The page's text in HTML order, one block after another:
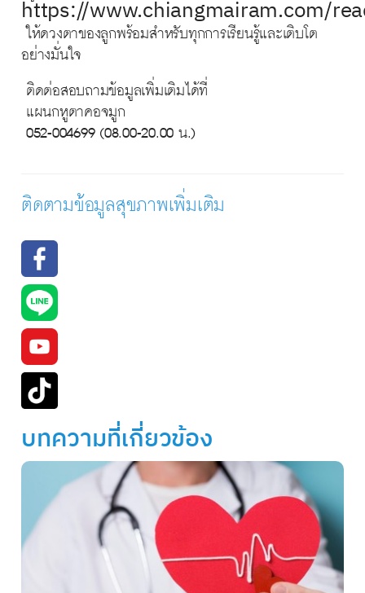
https://www.chiangmairam.com/
ให้ดวงตาของลูกพร้อมสำหรับทุกการเรียนรู้และเติบโต
อย่างมั่นใจ
ติดต่อสอบถามข้อมูลเพิ่มเติมได้ที่
แผนกหูตาคอจมูก
052-004699 (08.00-20.00 น.)
ติดตามข้อมูลสุขภาพเพิ่มเติม
บทความที่เกี่ยวข้อง